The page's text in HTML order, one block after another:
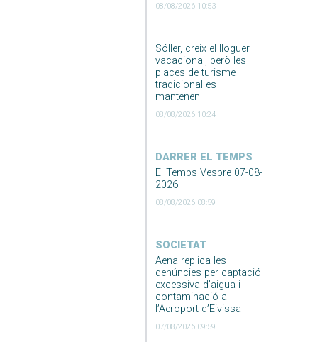
08/08/2026 10:53
Sóller, creix el lloguer
vacacional, però les
places de turisme
tradicional es
mantenen
08/08/2026 10:24
DARRER EL TEMPS
El Temps Vespre 07-08-
2026
08/08/2026 08:59
SOCIETAT
Aena replica les
denúncies per captació
excessiva d’aigua i
contaminació a
l’Aeroport d’Eivissa
07/08/2026 09:59